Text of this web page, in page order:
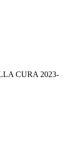
CURA 2023-